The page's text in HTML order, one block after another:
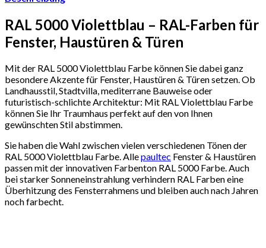
RAL 5000 Violettblau – RAL-Farben für
Fenster, Haustüren & Türen
Mit der RAL 5000 Violettblau Farbe können Sie dabei ganz
besondere Akzente für Fenster, Haustüren & Türen setzen. Ob
Landhausstil, Stadtvilla, mediterrane Bauweise oder
futuristisch-schlichte Architektur: Mit RAL Violettblau Farbe
können Sie Ihr Traumhaus perfekt auf den von Ihnen
gewünschten Stil abstimmen.
Sie haben die Wahl zwischen vielen verschiedenen Tönen der
RAL 5000 Violettblau Farbe. Allepaultec Fenster & Haustüren
passen mit der innovativen Farbenton RAL 5000 Farbe. Auch
bei starker Sonneneinstrahlung verhindern RAL Farben eine
Überhitzung des Fensterrahmens und bleiben auch nach Jahren
noch farbecht.